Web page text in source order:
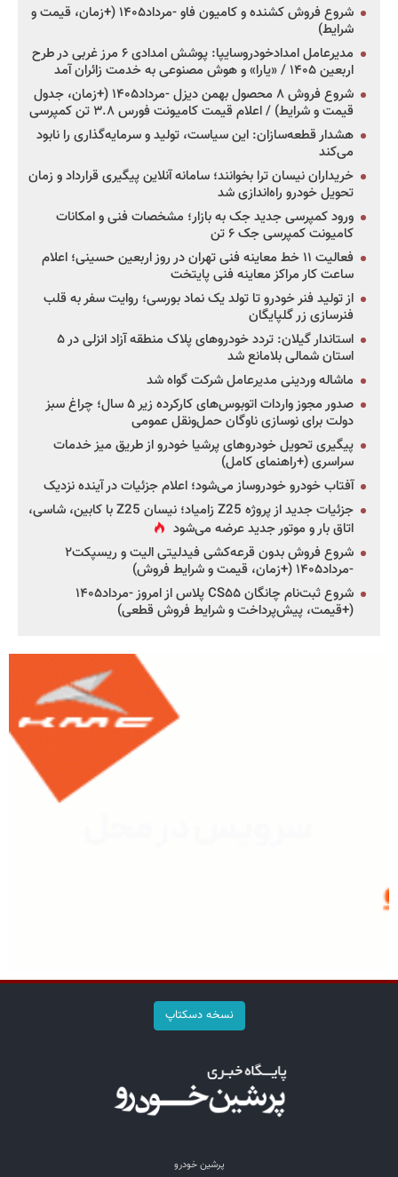
شروع فروش کشنده و کامیون فاو -مرداد۱۴۰۵ (+زمان، قیمت و
شرایط)
مدیرعامل امدادخودروسایپا: پوشش امدادی ۶ مرز غربی در طرح
اربعین ۱۴۰۵ / «یارا» و هوش مصنوعی به خدمت زائران آمد
شروع فروش ۸ محصول بهمن دیزل -مرداد۱۴۰۵ (+زمان، جدول
قیمت و شرایط) / اعلام قیمت کامیونت فورس ۳.۸ تن کمپرسی
هشدار قطعه‌سازان: این سیاست، تولید و سرمایه‌گذاری را نابود
می‌کند
خریداران نیسان ترا بخوانند؛ سامانه آنلاین پیگیری قرارداد و زمان
تحویل خودرو راه‌اندازی شد
ورود کمپرسی جدید جک به بازار؛ مشخصات فنی و امکانات
کامیونت کمپرسی جک ۶ تن
فعالیت ۱۱ خط معاینه فنی تهران در روز اربعین حسینی؛ اعلام
ساعت کار مراکز معاینه فنی پایتخت
از تولید فنر خودرو تا تولد یک نماد بورسی؛ روایت سفر به قلب
فنرسازی زر گلپایگان
استاندار گیلان: تردد خودروهای پلاک منطقه آزاد انزلی در ۵
استان شمالی بلامانع شد
ماشاله وردینی مدیرعامل شرکت گواه شد
صدور مجوز واردات اتوبوس‌های کارکرده زیر ۵ سال؛ چراغ سبز
دولت برای نوسازی ناوگان حمل‌ونقل عمومی
پیگیری تحویل خودروهای پرشیا خودرو از طریق میز خدمات
سراسری (+راهنمای کامل)
آفتاب خودرو خودروساز می‌شود؛ اعلام جزئیات در آینده نزدیک
جزئیات جدید از پروژه Z25 زامیاد؛ نیسان Z25 با کابین، شاسی،
اتاق بار و موتور جدید عرضه می‌شود
شروع فروش بدون قرعه‌کشی فیدلیتی الیت و ریسپکت۲
-مرداد۱۴۰۵ (+زمان، قیمت و شرایط فروش)
شروع ثبت‌نام چانگان CS۵۵ پلاس از امروز -مرداد۱۴۰۵
(+قیمت، پیش‌پرداخت و شرایط فروش قطعی)
نسخه دسکتاپ
پرشین خودرو